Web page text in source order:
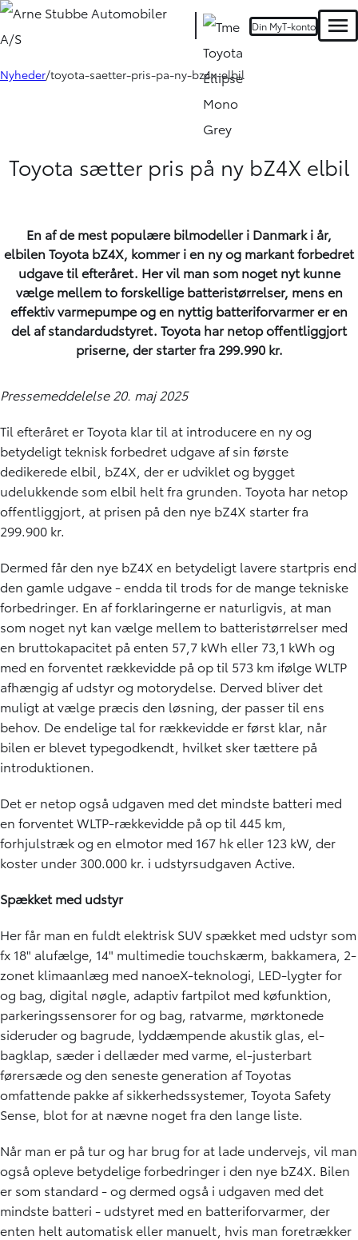
Din MyT-konto
Nyheder toyota-saetter-pris-pa-ny-bz4x-elbil
Toyota sætter pris på ny bZ4X elbil
En af de mest populære bilmodeller i Danmark i år,
elbilenToyota bZ4X, kommer i en ny og markant forbedret
udgave til efteråret. Her vil man som noget nyt kunne
vælge mellem to forskellige batteristørrelser, mens en
effektiv varmepumpe og en nyttig batteriforvarmer er en
del af standardudstyret. Toyota har netop offentliggjort
priserne, der starter fra 299.990 kr.
Pressemeddelelse 20. maj 2025
Til efteråret er Toyota klar til at introducere en ny og
betydeligt teknisk forbedret udgave af sin første
dedikerede elbil, bZ4X , der er udviklet og bygget
udelukkende som elbil helt fra grunden. Toyota har netop
offentliggjort, at prisen på den nye bZ4X starter fra
299.900 kr.
Dermed får den nye bZ4X en betydeligt lavere startpris end
den gamle udgave - endda til trods for de mange tekniske
forbedringer. En af forklaringerne er naturligvis, at man
som noget nyt kan vælge mellem to batteristørrelser med
en bruttokapacitet på enten 57,7 kWh eller 73,1 kWh og
med en forventet rækkevidde på op til 573 km ifølge WLTP
afhængig af udstyr og motorydelse. Derved bliver det
muligt at vælge præcis den løsning, der passer til ens
behov. De endelige tal for rækkevidde er først klar, når
bilen er blevet typegodkendt, hvilket sker tættere på
introduktionen.
Det er netop også udgaven med det mindste batteri med
en forventet WLTP-rækkevidde på op til 445 km,
forhjulstræk og en elmotor med 167 hk eller 123 kW, der
koster under 300.000 kr. i udstyrsudgaven Active.
Spækket med udstyr
Her får man en fuldt elektrisk SUV spækket med udstyr som
fx 18" alufælge, 14" multimedie touchskærm, bakkamera, 2-
zonet klimaanlæg med nanoeX-teknologi, LED-lygter for
og bag, digital nøgle, adaptiv fartpilot med køfunktion,
parkeringssensorer for og bag, ratvarme, mørktonede
sideruder og bagrude, lyddæmpende akustik glas, el-
bagklap, sæder i dellæder med varme, el-justerbart
førersæde og den seneste generation af Toyotas
omfattende pakke af sikkerhedssystemer, Toyota Safety
Sense, blot for at nævne noget fra den lange liste.
Når man er på tur og har brug for at lade undervejs, vil man
også opleve betydelige forbedringer i den nye bZ4X. Bilen
er som standard - og dermed også i udgaven med det
mindste batteri - udstyret med en batteriforvarmer, der
enten helt automatisk eller manuelt, hvis man foretrækker